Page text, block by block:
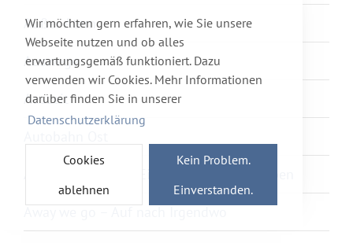
Wir möchten gern erfahren, wie Sie unsere
Webseite nutzen und ob alles
erwartungsgemäß funktioniert. Dazu
verwenden wir Cookies. Mehr Informationen
darüber finden Sie in unserer
Datenschutzerklärung
Cookies
ablehnen
Kein Problem.
Einverstanden.
Außer Atem
Auswege
Auszeit